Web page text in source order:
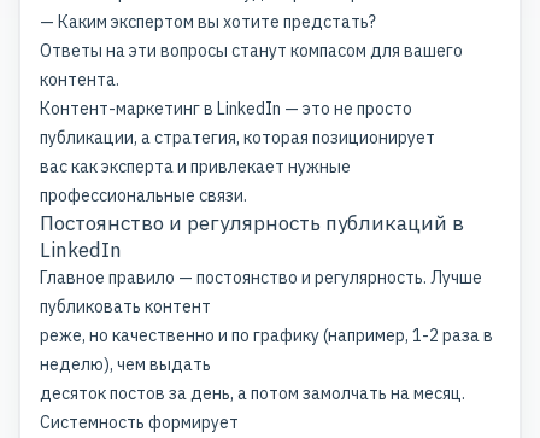
— Каким экспертом вы хотите предстать?
Ответы на эти вопросы станут компасом для вашего
контента.
Контент-маркетингв LinkedIn — это не просто
публикации, а стратегия, которая позиционирует
вас как эксперта и привлекает нужные
профессиональные связи.
Постоянство и регулярность публикаций в
LinkedIn
Главное правило — постоянство и регулярность. Лучше
публиковать контент
реже, но качественно и по графику (например, 1-2 раза в
неделю), чем выдать
десяток постов за день, а потом замолчать на месяц.
Системность формирует